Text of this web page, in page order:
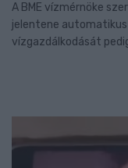
A BME vízmérnöke
jelentene
vízgazdálkodását